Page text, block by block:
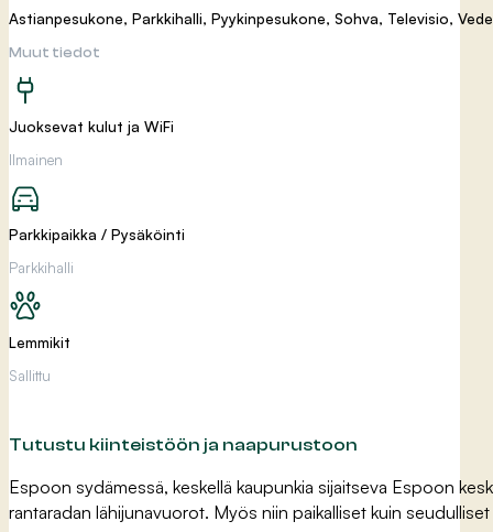
Astianpesukone, Parkkihalli, Pyykinpesukone, Sohva, Televisio,
Muut tiedot
Juoksevat kulut ja WiFi
Ilmainen
Parkkipaikka / Pysäköinti
Parkkihalli
Lemmikit
Sallittu
Tutustu kiinteistöön ja naapurustoon
Espoon sydämessä, keskellä kaupunkia sijaitseva Espoon
rantaradan lähijunavuorot. Myös niin paikalliset kuin